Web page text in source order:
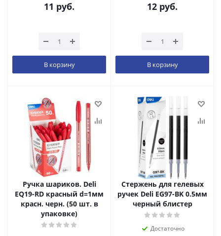
11 руб.
В корзину
12 руб.
В корзину
Ручка шариков. Deli
EQ19-RD красный d=1мм
красн. черн. (50 шт. в
упаковке)
Стержень для гелевых
ручек Deli EG97-BK 0.5мм
черный блистер
Достаточно